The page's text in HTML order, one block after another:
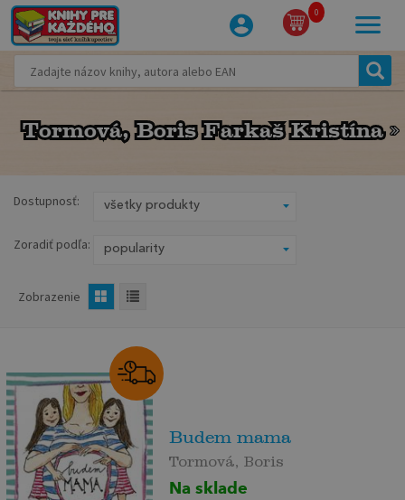
0
Tormová, Boris Farkaš Kristína
Tormová, Boris Farkaš Kristína
Dostupnosť:
Zoradiť podľa:
Zobrazenie
Budem mama
Tormová, Boris
Na sklade